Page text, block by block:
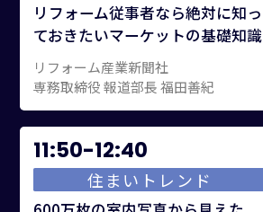
リフォーム従事者なら絶対に知っ
ておきたいマーケットの基礎知識
リフォーム産業新聞社
専務取締役 報道部長 福田善紀
11:50-12:40
住まいトレンド